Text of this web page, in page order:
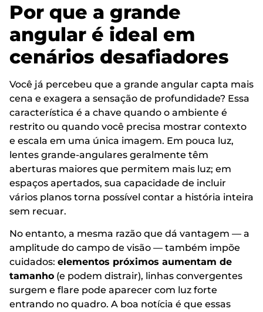
Por que a grande
angular é ideal em
cenários desafiadores
Você já percebeu que a grande angular capta mais
cena e exagera a sensação de profundidade? Essa
característica é a chave quando o ambiente é
restrito ou quando você precisa mostrar contexto
e escala em uma única imagem. Em pouca luz,
lentes grande-angulares geralmente têm
aberturas maiores que permitem mais luz; em
espaços apertados, sua capacidade de incluir
vários planos torna possível contar a história inteira
sem recuar.
No entanto, a mesma razão que dá vantagem — a
amplitude do campo de visão — também impõe
cuidados: elementos próximos aumentam de
tamanho (e podem distrair), linhas convergentes
surgem e flare pode aparecer com luz forte
entrando no quadro. A boa notícia é que essas